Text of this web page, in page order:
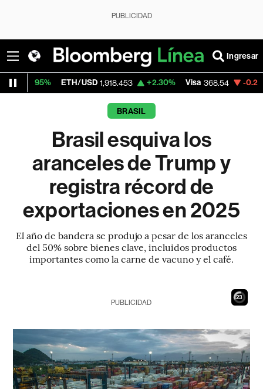
PUBLICIDAD
Ingresar
ETH/USD 1,918.453 +2.30% Visa 368.54 -0.28%
BRASIL
Brasil esquiva los
aranceles de Trump y
registra récord de
exportaciones en 2025
El año de bandera se produjo a pesar de los aranceles
del 50% sobre bienes clave, incluidos productos
importantes como la carne de vacuno y el café.
21
PUBLICIDAD